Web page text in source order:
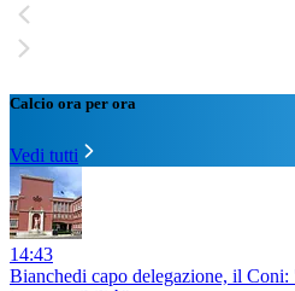
Calcio ora per ora
Vedi tutti
14:43
Bianchedi capo delegazione, il